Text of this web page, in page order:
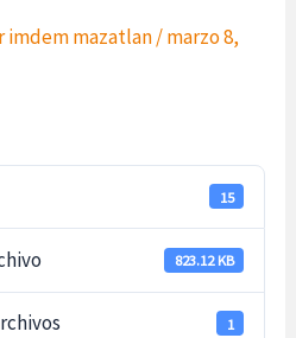
imdem mazatlan/marzo 8,
15
823.12 KB
1